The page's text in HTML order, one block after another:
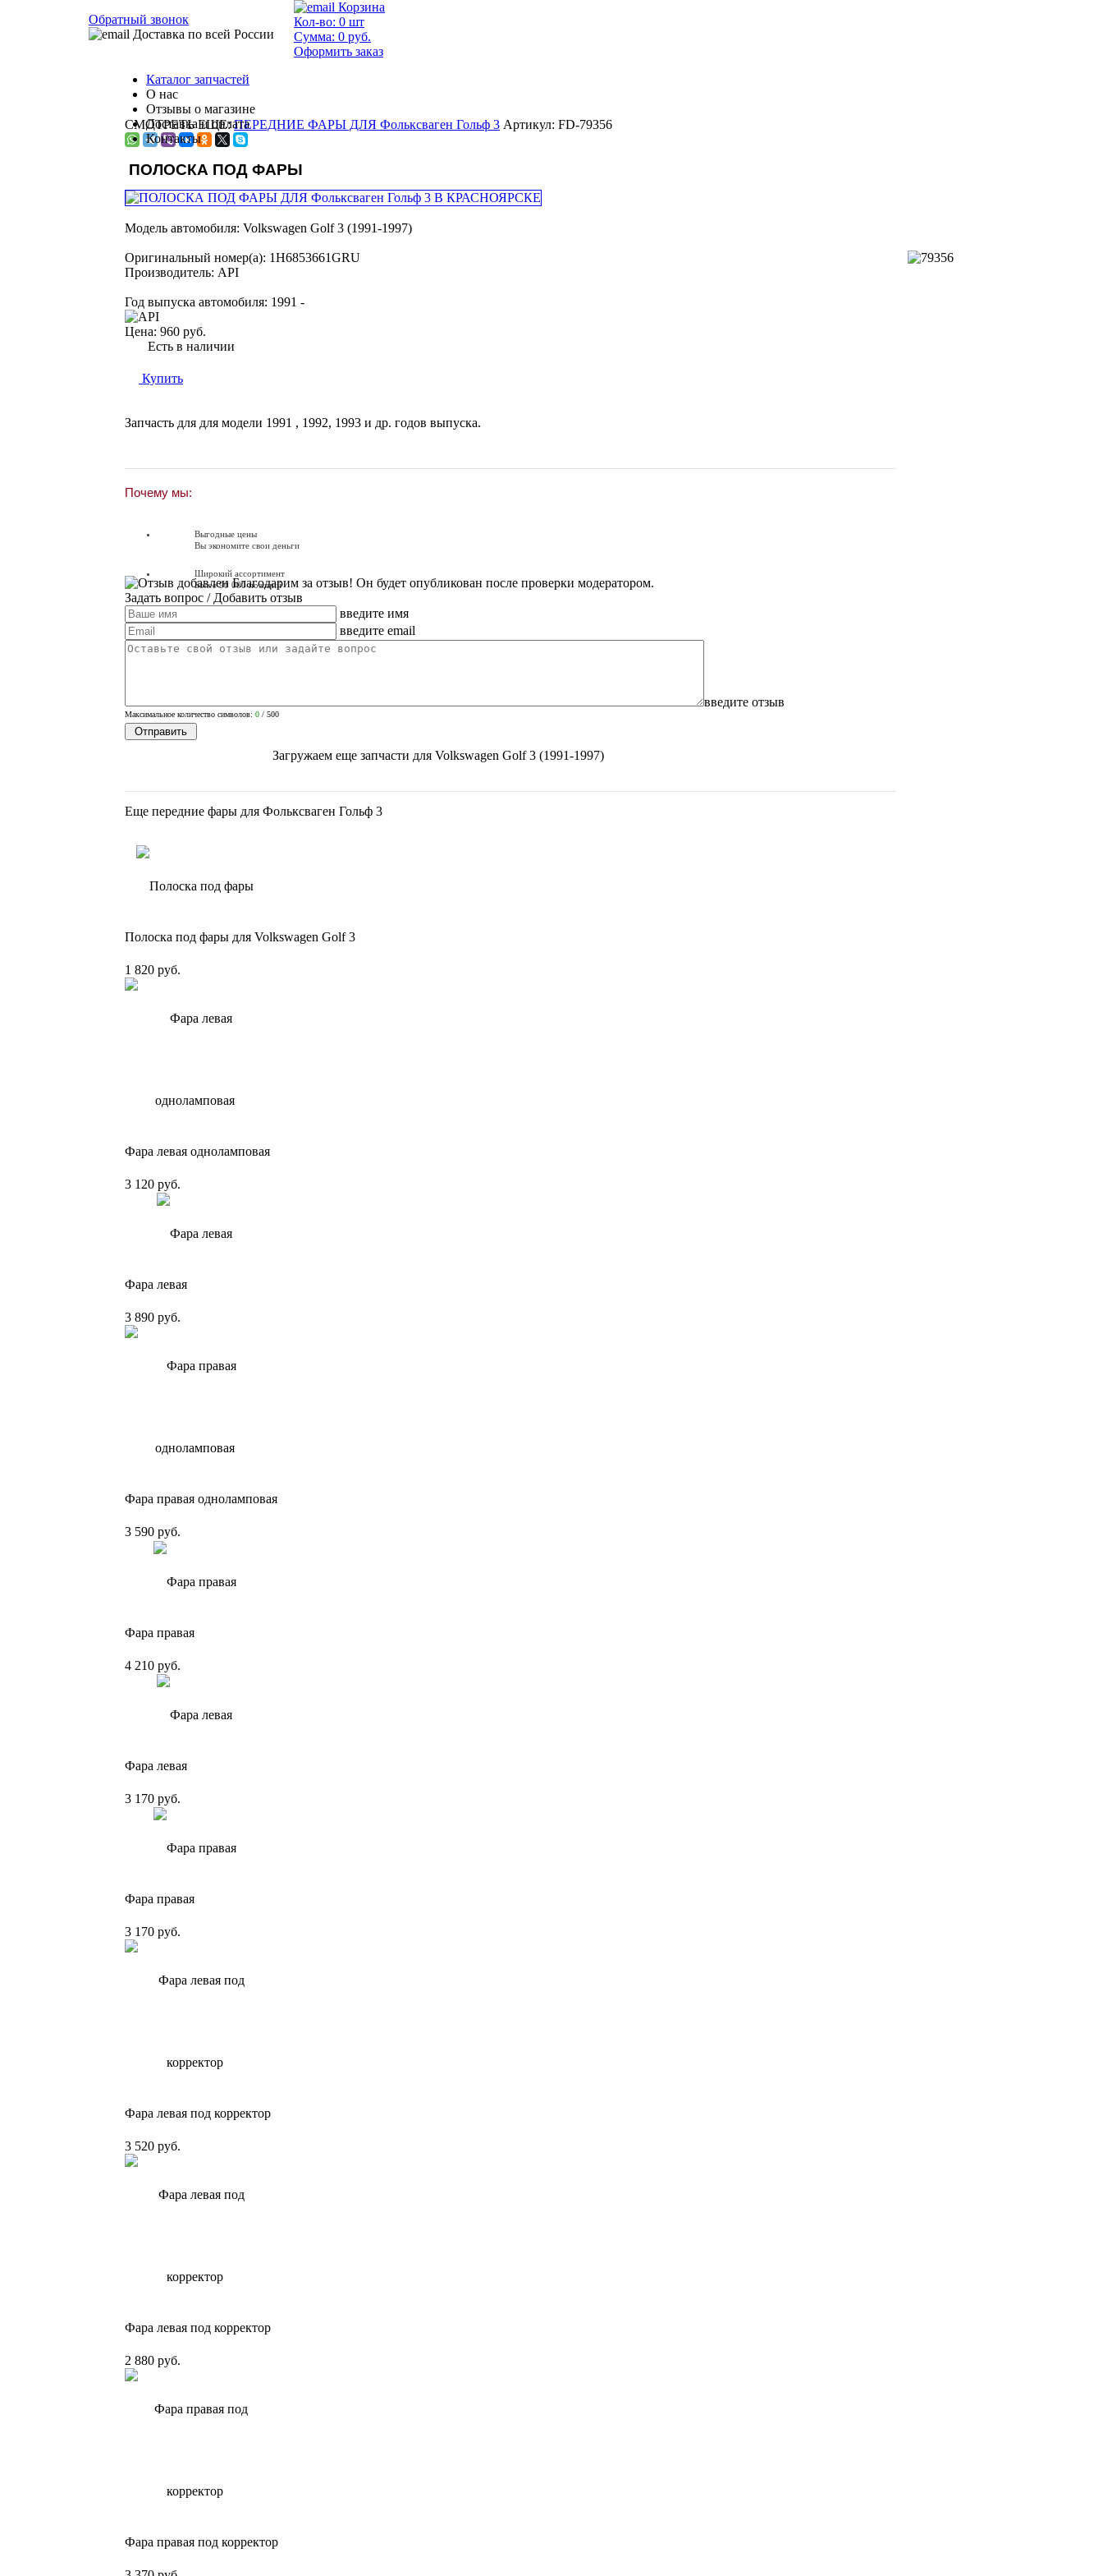
СМОТРЕТЬ ЕЩЕ:ПЕРЕДНИЕ ФАРЫ ДЛЯ Фольксваген Гольф 3 Артикул: FD-79356
ПОЛОСКА ПОД ФАРЫ
Модель автомобиля: Volkswagen Golf 3 (1991-1997)
Оригинальный номер(а): 1H6853661GRU
Производитель: API
Год выпуска автомобиля: 1991 -
Цена: 960 руб.
Есть в наличии
Купить
Запчасть для для модели 1991 , 1992, 1993 и др. годов выпуска.
Почему мы:
Выгодные цены
Вы экономите свои деньги
Широкий ассортимент
Более 90 000 позиций
Доставка по России от 250 руб.
Вопросы? Звоните!
Благодарим за отзыв! Он будет опубликован после проверки модератором.
Задать вопрос / Добавить отзыв
введите имя
введите email
введите отзыв
Максимальное количество символов: 0 / 500
Загружаем еще запчасти для Volkswagen Golf 3 (1991-1997)
Еще передние фары для Фольксваген Гольф 3
Полоска под фары для Volkswagen Golf 3
1 820 руб.
Фара левая одноламповая
3 120 руб.
Фара левая
3 890 руб.
Фара правая одноламповая
3 590 руб.
Фара правая
4 210 руб.
Фара левая
3 170 руб.
Фара правая
3 170 руб.
Фара левая под корректор
3 520 руб.
Фара левая под корректор
2 880 руб.
Фара правая под корректор
Обратный звонок
Доставка по всей России
Корзина
Кол-во: 0 шт
Сумма: 0 руб.
Оформить заказ
Каталог запчастей
О нас
Отзывы о магазине
Доставка и оплата
Контакты